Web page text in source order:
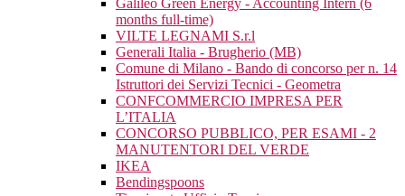
Galileo Green Energy - Accounting Intern (6
months full-time)
VILTE LEGNAMI S.r.l
Generali Italia - Brugherio (MB)
Comune di Milano - Bando di concorso per n. 14
Istruttori dei Servizi Tecnici - Geometra
CONFCOMMERCIO IMPRESA PER
L’ITALIA
CONCORSO PUBBLICO, PER ESAMI - 2
MANUTENTORI DEL VERDE
IKEA
Bendingspoons